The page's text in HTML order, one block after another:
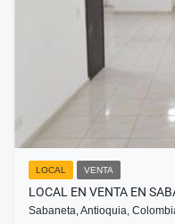
LOCAL VENTA
LOCAL EN VENTA EN
Sabaneta, Antioquia,